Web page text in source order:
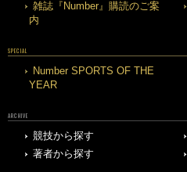
雑誌『Number』購読のご案
内
SPECIAL
Number SPORTS OF THE
YEAR
ARCHIVE
競技から探す
著者から探す